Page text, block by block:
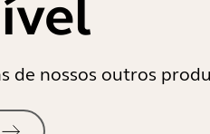
de nossos outros